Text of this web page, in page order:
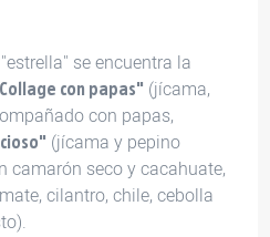
se encuentra la
con papas" (jícama,
con papas,
(jícama y pepino
camarón seco y cacahuate,
cilantro, chile, cebolla